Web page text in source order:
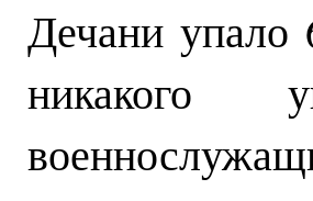
Дечани упало
никакого